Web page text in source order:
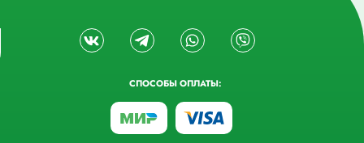
СПОСОБЫ ОПЛАТЫ: